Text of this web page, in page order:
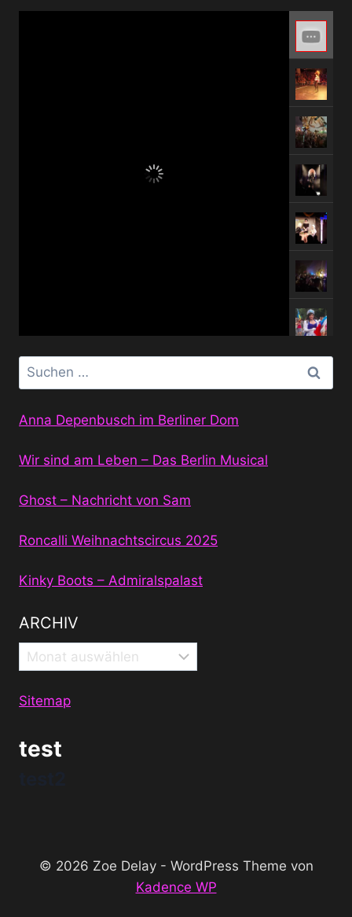
Suchen
nach:
Anna Depenbusch im Berliner Dom
Wir sind am Leben – Das Berlin Musical
Ghost – Nachricht von Sam
Roncalli Weihnachtscircus 2025
Kinky Boots – Admiralspalast
ARCHIV
Archiv
Sitemap
test
© 2026 Zoe Delay - WordPress Theme von
Kadence WP